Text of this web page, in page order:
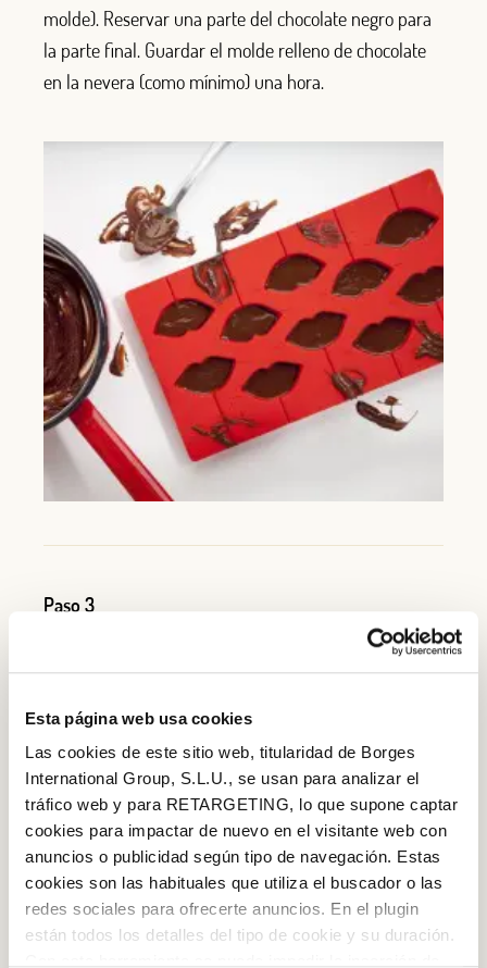
Esta página web usa cookies
Las cookies de este sitio web, titularidad de Borges
International Group, S.L.U., se usan para analizar el
tráfico web y para RETARGETING, lo que supone captar
cookies para impactar de nuevo en el visitante web con
anuncios o publicidad según tipo de navegación. Estas
cookies son las habituales que utiliza el buscador o las
redes sociales para ofrecerte anuncios. En el plugin
están todos los detalles del tipo de cookie y su duración.
molde). Reservar una parte del chocolate negro para
la parte final. Guardar el molde relleno de chocolate
en la nevera (como mínimo) una hora.
Paso 3
Mientras, fundir el chocolate blanco junto al aceite
removiendo poco a poco.
Log in with Google